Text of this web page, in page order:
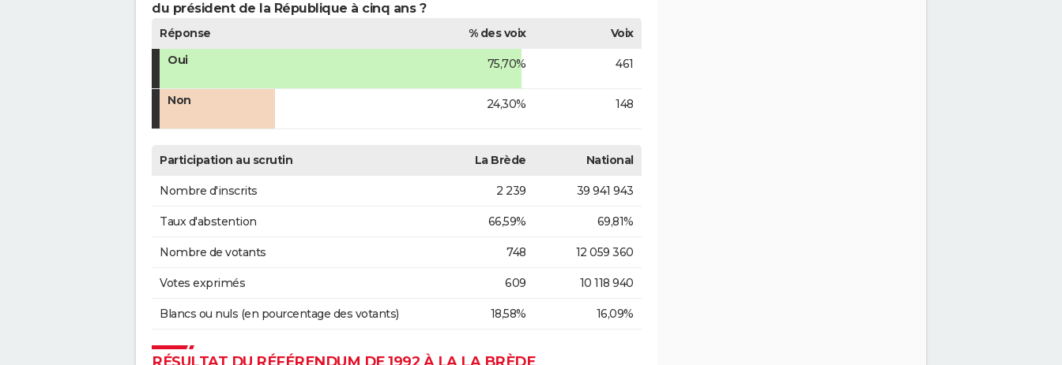
du président de la République à cinq ans ?
Réponse % des voix
Voix
Oui
75,70% 461
Non 24,30% 148
Participation au scrutin La Brède National
Nombre d'inscrits 2 239 39 941 943
Taux d'abstention 66,59% 69,81%
Nombre de votants 748 12 059 360
Votes exprimés 609 10 118 940
Blancs ou nuls (en pourcentage des votants) 18,58% 16,09%